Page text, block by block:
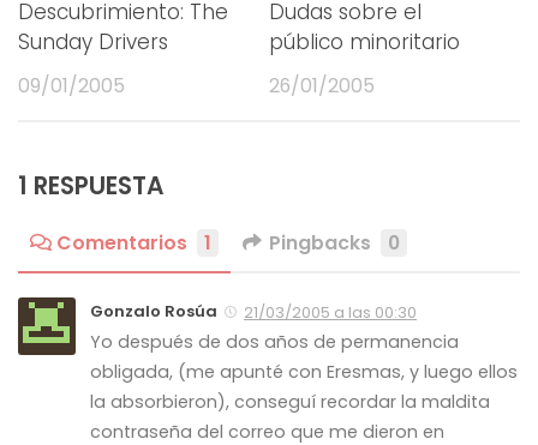
Descubrimiento: The
Sunday Drivers
09/01/2005
Dudas sobre el
público minoritario
26/01/2005
1 RESPUESTA
Comentarios 1 Pingbacks 0
Gonzalo Rosúa 21/03/2005 a las 00:30
Yo después de dos años de permanencia
obligada, (me apunté con Eresmas, y luego ellos
la absorbieron), conseguí recordar la maldita
contraseña del correo que me dieron en